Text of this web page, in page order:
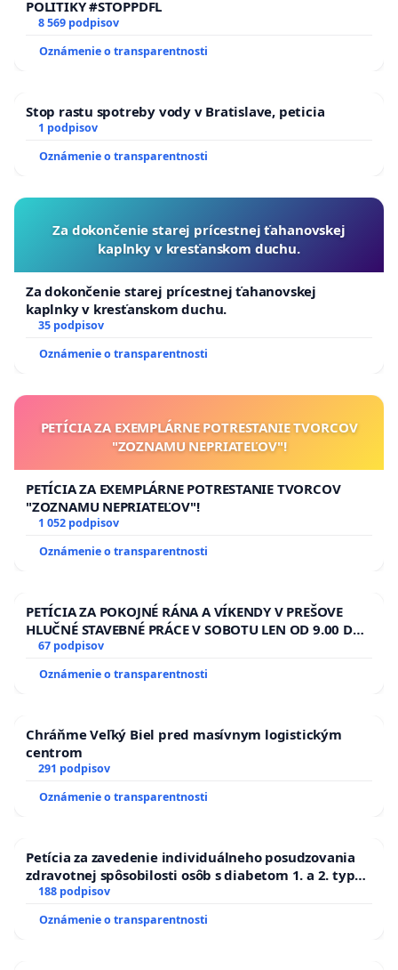
POLITIKY #STOPPDFL
8 569 podpisov
Oznámenie o transparentnosti
Stop rastu spotreby vody v Bratislave, peticia
1 podpisov
Oznámenie o transparentnosti
Za dokončenie starej prícestnej ťahanovskej
kaplnky v kresťanskom duchu.
Za dokončenie starej prícestnej ťahanovskej
kaplnky v kresťanskom duchu.
35 podpisov
Oznámenie o transparentnosti
PETÍCIA ZA EXEMPLÁRNE POTRESTANIE TVORCOV
"ZOZNAMU NEPRIATEĽOV"!
PETÍCIA ZA EXEMPLÁRNE POTRESTANIE TVORCOV
"ZOZNAMU NEPRIATEĽOV"!
1 052 podpisov
Oznámenie o transparentnosti
PETÍCIA ZA POKOJNÉ RÁNA A VÍKENDY V PREŠOVE
HLUČNÉ STAVEBNÉ PRÁCE V SOBOTU LEN OD 9.00 DO
13.00 HOD., CEZ PRACOVNÝ TÝŽDEŇ CIEĽ 8.00 – 18.00
HOD. A PRAVIDELNÁ KONTROLA STAVBY C-AREA NA
ĎUMBIERSKEJ/MAGU
67 podpisov
Oznámenie o transparentnosti
Chráňme Veľký Biel pred masívnym logistickým
centrom
291 podpisov
Oznámenie o transparentnosti
Petícia za zavedenie individuálneho posudzovania
zdravotnej spôsobilosti osôb s diabetom 1. a 2. typu
pri prijímaní do Policajného zboru SR
188 podpisov
Oznámenie o transparentnosti